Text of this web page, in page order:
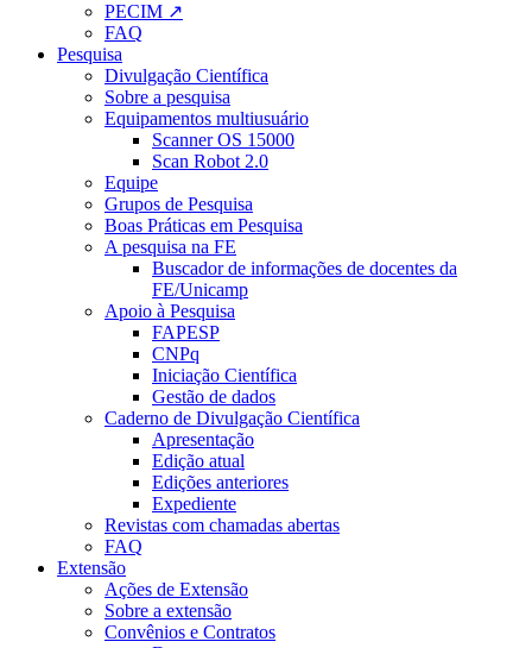
PECIM ↗
FAQ
Pesquisa
Divulgação Científica
Sobre a pesquisa
Equipamentos multiusuário
Scanner OS 15000
Scan Robot 2.0
Equipe
Grupos de Pesquisa
Boas Práticas em Pesquisa
A pesquisa na FE
Buscador de informações de docentes da
FE/Unicamp
Apoio à Pesquisa
FAPESP
CNPq
Iniciação Científica
Gestão de dados
Caderno de Divulgação Científica
Apresentação
Edição atual
Edições anteriores
Expediente
Revistas com chamadas abertas
FAQ
Extensão
Ações de Extensão
Sobre a extensão
Convênios e Contratos